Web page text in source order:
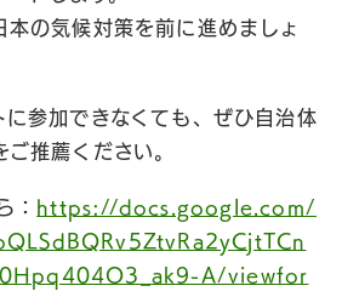
本の気候対策を前に進めましょ
に参加できなくても、ぜひ自治体
推薦ください。
： https://docs.google.com/
A/viewfor